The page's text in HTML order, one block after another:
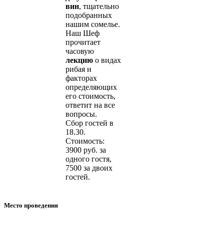
вин, тщательно
подобранных
нашим сомелье.
Наш Шеф
прочитает
часовую
лекцию о видах
рибая и
факторах
определяющих
его стоимость,
ответит на все
вопросы.
Сбор гостей в
18.30.
Стоимость:
3900 руб. за
одного гостя,
7500 за двоих
гостей.
Место проведения